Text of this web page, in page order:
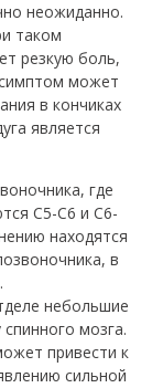
неожиданно.
таком
резкую боль,
может
в кончиках
является
где
С5-С6 и С6-
находятся
в
небольшие
мозга.
привести к
сильной